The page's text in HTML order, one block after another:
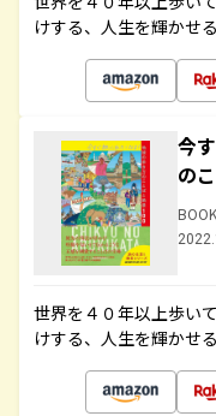
けする、人生を輝かせ
今
の
世界を４０年以上歩い
けする、人生を輝かせ